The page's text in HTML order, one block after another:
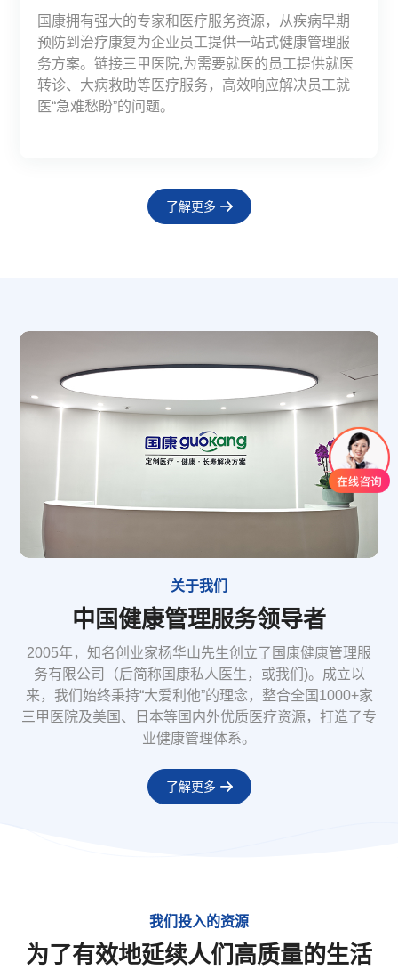
通过组织健康讲座、名医面对面、中医理疗、急救
科普等活动，提升员工的健康水平。
国康拥有强大的专家和医疗服务资源，从疾病早期
预防到治疗康复为企业员工提供一站式健康管理服
务方案。链接三甲医院,为需要就医的员工提供就医
转诊、大病救助等医疗服务，高效响应解决员工就
医“急难愁盼”的问题。
从企业实际需求与痛点出发，量体裁衣，结合市场
现状，为企业设计、甄选最合适的保险福利方案。
专业心理服务守护职场心情，测评到危机干预全覆
盖，为员工解压。一对一咨询+专题讲座,化解情绪
困扰，筑牢心理防线，打造拥有强大精神内核的团
队。
从检前、检中到检后，全科医生全程参与，提供全
方位的体检管理服务，把“1天”的体检变成“365天”的
健康管理，让体检更有温度。
驻点医生+专业设备守护企业健康，急救培训+健康
宣教落地，专属运营团队+日常健康指导，打造员工
职场健康之家。
通过组织健康讲座、名医面对面、中医理疗、急救
科普等活动，提升员工的健康水平。
国康拥有强大的专家和医疗服务资源，从疾病早期
预防到治疗康复为企业员工提供一站式健康管理服
务方案。链接三甲医院,为需要就医的员工提供就医
转诊、大病救助等医疗服务，高效响应解决员工就
医“急难愁盼”的问题。
了解更多
关于我们
中国健康管理服务领导者
2005年，知名创业家杨华山先生创立了国康健康管理服
务有限公司（后简称国康私人医生，或我们)。成立以
来，我们始终秉持“大爱利他”的理念，整合全国1000+家
三甲医院及美国、日本等国内外优质医疗资源，打造了专
业健康管理体系。
了解更多
我们投入的资源
为了有效地延续人们高质量的生活